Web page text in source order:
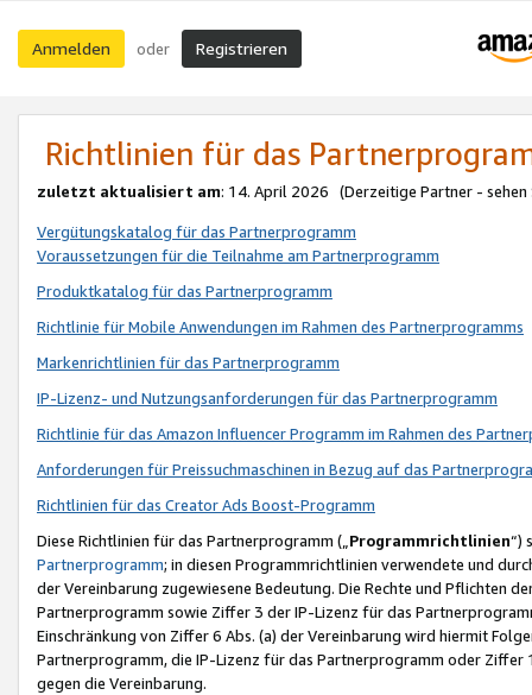
Anmelden oder Registrieren
Richtlinien für das
zuletzt aktualisiert am: 14. April 2026 (Derzeitige Partner - sehen
Vergütungskatalog für das Partnerprogramm
Voraussetzungen für die Teilnahme am Partnerprogramm
Produktkatalog für das Partnerprogramm
Richtlinie für Mobile Anwendungen im Rahmen des Partnerprogramms
Markenrichtlinien für das Partnerprogramm
IP-Lizenz- und Nutzungsanforderungen für das Partnerprogramm
Richtlinie für das Amazon Influencer Programm im Rahmen des
Anforderungen für Preissuchmaschinen in Bezug auf das
Richtlinien für das Creator Ads Boost-Programm
Diese Richtlinien für das Partnerprogramm („Programmrichtlinien“)
Partnerprogramm; in diesen Programmrichtlinien verwendete und
der Vereinbarung zugewiesene Bedeutung. Die Rechte und Pflichten
Partnerprogramm sowie Ziffer 3 der IP-Lizenz für das
Einschränkung von Ziffer 6 Abs. (a) der Vereinbarung wird hiermit
Partnerprogramm, die IP-Lizenz für das Partnerprogramm oder
gegen die Vereinbarung.